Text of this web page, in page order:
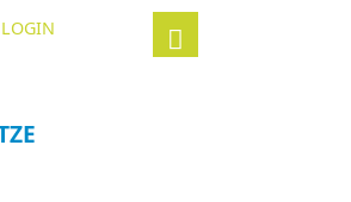
Navigation
überspringen
LOGIN Suchbegriffe